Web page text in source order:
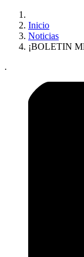
Inicio
Noticias
¡BOLETIN
.